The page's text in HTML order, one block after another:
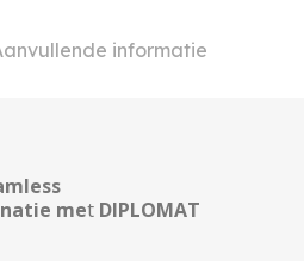
informatie
met DIPLOMAT